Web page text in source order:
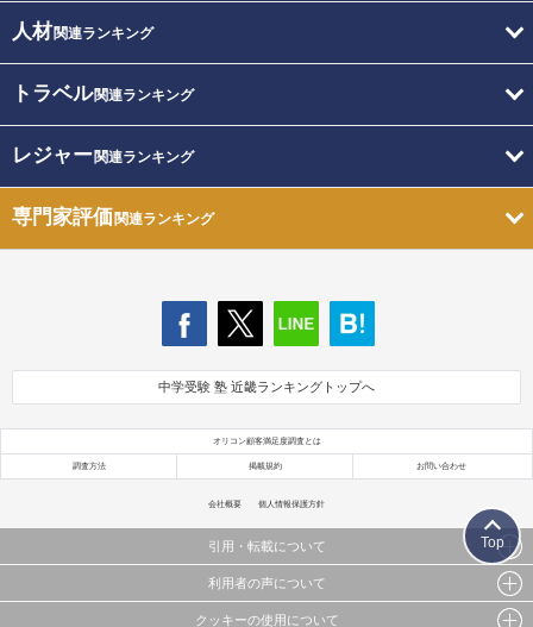
人材関連ランキング
トラベル関連ランキング
レジャー関連ランキング
専門家評価関連ランキング
中学受験 塾 近畿ランキングトップへ
オリコン顧客満足度調査とは
調査方法 掲載規約 お問い合わせ
会社概要 個人情報保護方針
引用・転載について
当サイトで公開されている情報（文字、写真、イラスト、画像データ等）及びこれらの配置・
利用者の声について
当サイトに掲載している内容はすべてサービスの利用者が提出された見解・感想です。
クッキーの使用について
Top